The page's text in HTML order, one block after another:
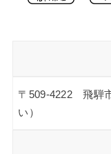
〒509-4222 飛騨
い）